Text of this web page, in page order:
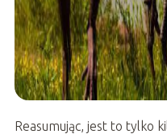
Reasumując, jest to tylko